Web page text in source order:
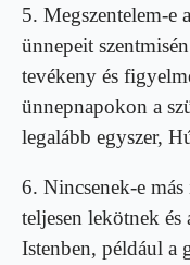
5. Megszentelem-e
ünnepeit
tevékeny és
ünnepnapokon a
legalább egyszer,
6. Nincsenek-e
teljesen lekötnek
Istenben, például a